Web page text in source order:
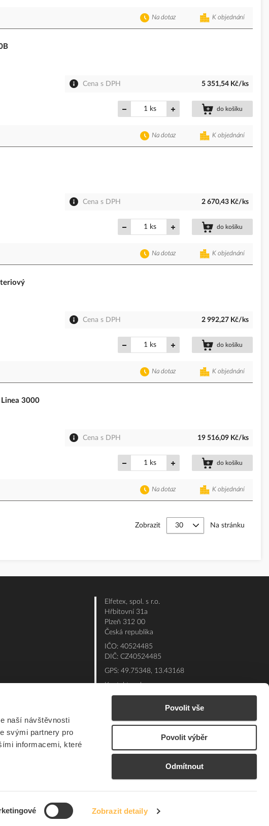
naší návštěvnosti
svými partnery pro
informacemi, které
Zobrazit detaily
Povolit vše
Povolit výběr
Odmítnout
K objednání
Na dotaz
Cena s DPH 5 351,54 Kč/ks
ks do košíku
K objednání
Na dotaz
Cena s DPH 2 670,43 Kč/ks
ks do košíku
K objednání
Na dotaz
Cena s DPH 2 992,27 Kč/ks
ks do košíku
K objednání
Na dotaz
3000
Cena s DPH 19 516,09 Kč/ks
ks do košíku
K objednání
Na dotaz
Zobrazit Na stránku
Elfetex, spol. s r.o.
Hřbitovní 31a
Plzeň 312 00
Česká republika
IČO: 40524485
DIČ: CZ40524485
GPS: 49.75348, 13.43168
Kontakt e-shop:
Po - Pá: 7:00 - 15:30
377 432 365
Technická podpora: 377 432 311
eshop@elfetex.cz